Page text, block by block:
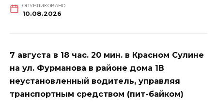
ОПУБЛИКОВАНО
10.08.2026
7 августа в 18 час. 20 мин. в Красном Сулине
на ул. Фурманова в районе дома 1В
неустановленный водитель, управляя
транспортным средством (пит-байком)